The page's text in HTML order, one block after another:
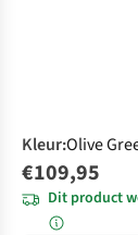
Kleur:Olive
€109,95
Dit product